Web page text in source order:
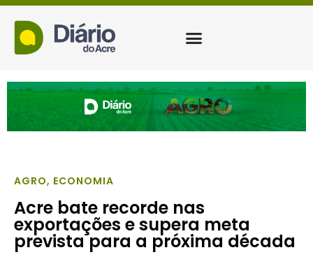
AGRO, ECONOMIA
Acre bate recorde nas
exportações e supera meta
prevista para a próxima década